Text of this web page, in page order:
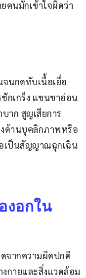
คนมักเข้าใจผิดว่า
นกดทับเนื้อเยื่อ
กเกร็ง แขนขาอ่อน
าก สูญเสียการ
งด้านบุคลิกภาพหรือ
เป็นสัญญาณฉุกเฉิน
งอกใน
จากความผิดปกติ
กายและสิ่งแวดล้อม